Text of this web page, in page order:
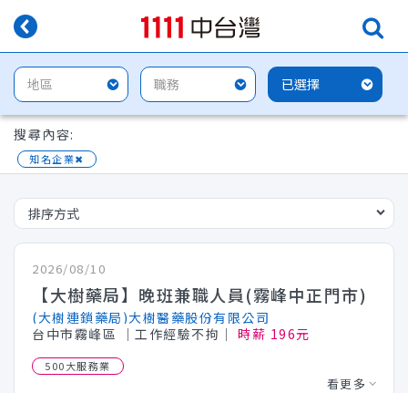
搜尋內容:
知名企業✖
2026/08/10
【大樹藥局】晚班兼職人員(霧峰中正門市)
(大樹連鎖藥局)大樹醫藥股份有限公司
台中市霧峰區
│工作經驗不拘│ 時薪 196元
500大服務業
看更多